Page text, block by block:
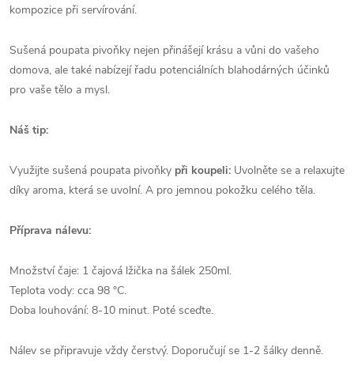
kompozice při servírování.
Sušená poupata pivoňky nejen přinášejí krásu a vůni do vašeho
domova, ale také nabízejí řadu potenciálních blahodárných účinků
pro vaše tělo a mysl.
Náš tip:
Využijte sušená poupata pivoňky při koupeli: Uvolněte se a relaxujte
díky aroma, která se uvolní. A pro jemnou pokožku celého těla.
Příprava nálevu:
Množství čaje: 1 čajová lžička na šálek 250ml.
Teplota vody: cca 98 °C.
Doba louhování: 8-10 minut. Poté sceďte.
Nálev se připravuje vždy čerstvý. Doporučují se 1-2 šálky denně.